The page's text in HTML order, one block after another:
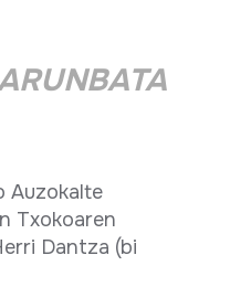
Auzokalte
Txokoaren
Dantza (bi